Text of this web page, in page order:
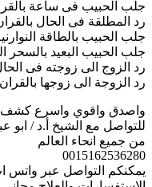
جلب الحبيب فى ساعة
رد المطلقة فى الحال
جلب الحبيب بالطاقة
جلب الحبيب البعيد بالسحر
رد الزوج الى زوجته فى
رد الزوجة الى زوجها بالقران
واصدق واقوي واسرع كشف
للتواصل مع الشيخ أ.د / ابو
من جميع انحاء العالم
0015162536280
يمكنكم التواصل عبر واتس